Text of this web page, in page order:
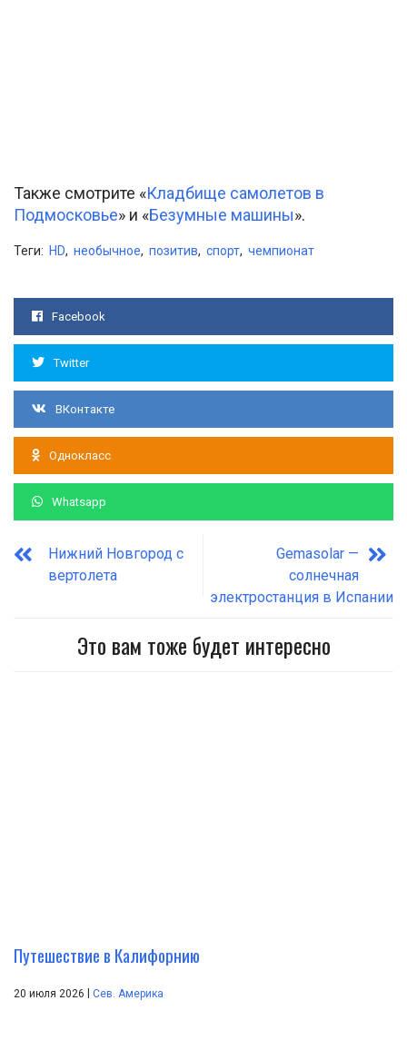
Также смотрите «Кладбище самолетов в
Подмосковье» и «Безумные машины».
Теги: HD, необычное, позитив, спорт, чемпионат
Facebook
Twitter
ВКонтакте
Однокласс
Whatsapp
Нижний Новгород с
вертолета
Gemasolar —
солнечная
электростанция в Испании
Это вам тоже будет интересно
Путешествие в Калифорнию
20 июля 2026 | Сев. Америка